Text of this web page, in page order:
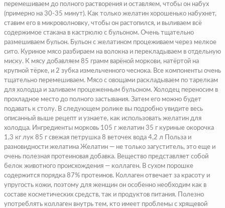
перемешиваем до полного растворения и оставляем, чтобы он набух
(примерно на 30-35 минут). Как только желатин хорошенько набухнет,
ставим его в микроволновку, чтобы он растопился, и выливаем всё
содержимое стакана в кастрюлю с бульоном. Очень тщательно
размешиваем бульон. Бульон с желатином процеживаем через мелкое
сито. Куриное мясо разбираем на волокна и перекладываем в отдельную
миску. К мясу добавляем 85 грамм варёной моркови, натёртой на
крупной тёрке, и 2 зубка измельченного чеснока. Все компоненты очень
тщательно перемешиваем. Мясо с овощами раскладываем по тарелкам
для холодца и заливаем процеженным бульоном. Холодец переносим в
прохладное место до полного застывания. Затем его можно будет
подавать к столу. В следующем ролике вы подробно увидите весь
описанный выше рецепт и узнаете, как использовать желатин для
холодца. Ингредиенты морковь 105 г желатин 35 г куриные окорочка
1,3 кг лук 85 г свежая петрушка 8 веточек вода 4,2 л Польза и
разновидности желатина Желатин — не только загуститель, это еще и
очень полезная протеиновая добавка. Вещество представляет собой
белок животного происхождения — коллаген. В сухом порошке
содержится порядка 87% протеинов. Коллаген отвечает за красоту и
упругость кожи, поэтому для женщин он особенно необходим как в
составе косметических средств, так и продуктов питания. Полезно
употреблять коллаген внутрь тем, кто имеет проблемы с хрящевой